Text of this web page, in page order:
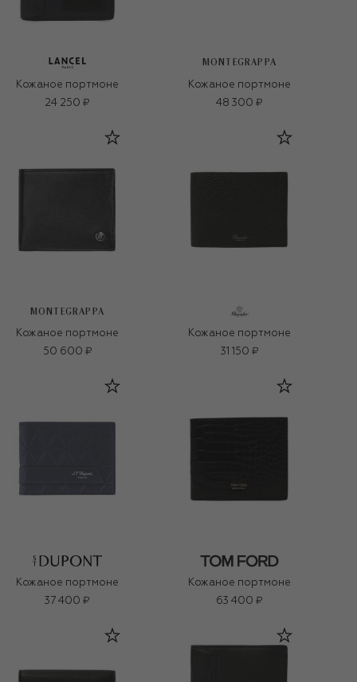
Кожаное портмоне
24 250 ₽
MONTEGRAPPA
Кожаное портмоне
48 300 ₽
MONTEGRAPPA
Кожаное портмоне
50 600 ₽
Кожаное портмоне
31 150 ₽
Кожаное портмоне
37 400 ₽
Кожаное портмоне
63 400 ₽